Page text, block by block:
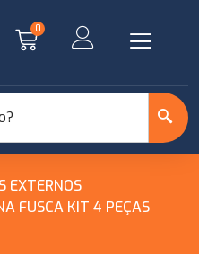
0
EXTERNOS
FUSCA KIT 4 PEÇAS